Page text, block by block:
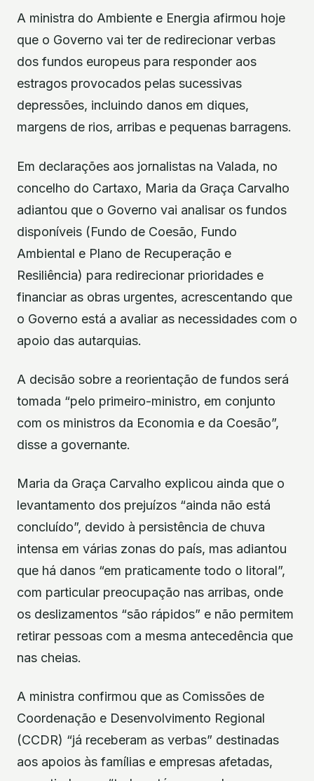
A ministra do Ambiente e Energia afirmou hoje
que o Governo vai ter de redirecionar verbas
dos fundos europeus para responder aos
estragos provocados pelas sucessivas
depressões, incluindo danos em diques,
margens de rios, arribas e pequenas barragens.
Em declarações aos jornalistas na Valada, no
concelho do Cartaxo, Maria da Graça Carvalho
adiantou que o Governo vai analisar os fundos
disponíveis (Fundo de Coesão, Fundo
Ambiental e Plano de Recuperação e
Resiliência) para redirecionar prioridades e
financiar as obras urgentes, acrescentando que
o Governo está a avaliar as necessidades com o
apoio das autarquias.
A decisão sobre a reorientação de fundos será
tomada “pelo primeiro-ministro, em conjunto
com os ministros da Economia e da Coesão”,
disse a governante.
Maria da Graça Carvalho explicou ainda que o
levantamento dos prejuízos “ainda não está
concluído”, devido à persistência de chuva
intensa em várias zonas do país, mas adiantou
que há danos “em praticamente todo o litoral”,
com particular preocupação nas arribas, onde
os deslizamentos “são rápidos” e não permitem
retirar pessoas com a mesma antecedência que
nas cheias.
A ministra confirmou que as Comissões de
Coordenação e Desenvolvimento Regional
(CCDR) “já receberam as verbas” destinadas
aos apoios às famílias e empresas afetadas,